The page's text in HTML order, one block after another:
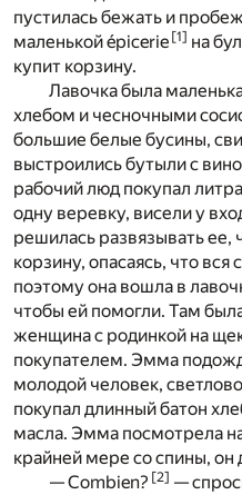
пустилась бежать и
маленькой épicerie [1] на
купит корзину.
Лавочка была
хлебом и чесночными
большие белые бусины,
выстроились бутыли с
рабочий люд покупал
одну веревку, висели у
решилась развязывать
корзину, опасаясь, что вся
поэтому она вошла в
чтобы ей помогли. Там
женщина с родинкой на
покупателем. Эмма
молодой человек,
покупал длинный батон
масла. Эмма посмотрела
крайней мере со спины, он
— Combien? [2] —